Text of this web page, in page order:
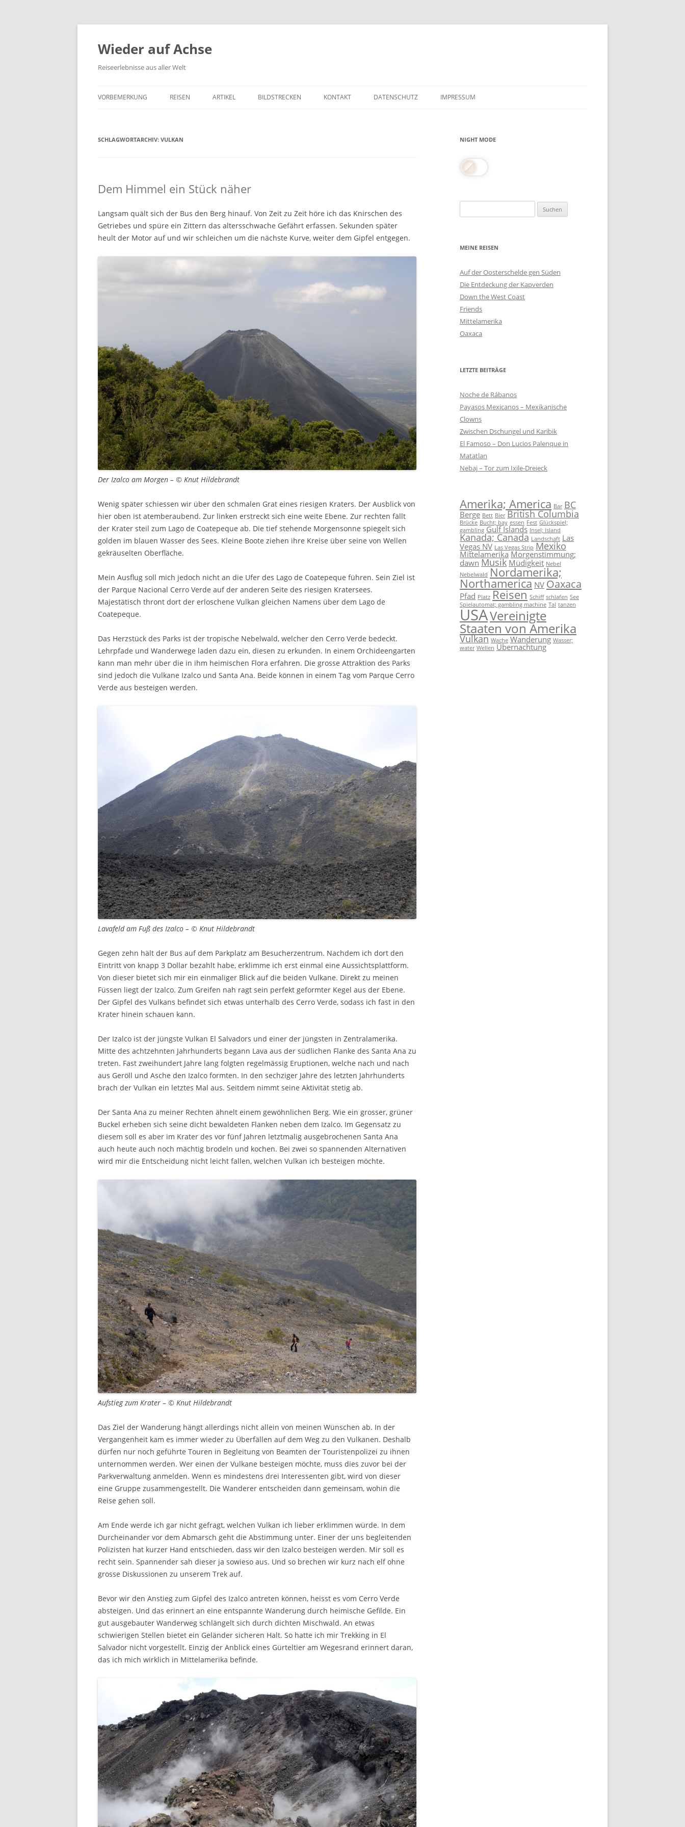
Wieder auf Achse
Reiseerlebnisse aus aller Welt
VORBEMERKUNG REISEN ARTIKEL BILDSTRECKEN KONTAKT DATENSCHUTZ IMPRESSUM
SCHLAGWORTARCHIV: VULKAN
Dem Himmel ein Stück näher
Langsam quält sich der Bus den Berg hinauf. Von Zeit zu Zeit höre ich das Knirschen des
Getriebes und spüre ein Zittern das altersschwache Gefährt erfassen. Sekunden später
heult der Motor auf und wir schleichen um die nächste Kurve, weiter dem Gipfel entgegen.
Der Izalco am Morgen – © Knut Hildebrandt
Wenig später schiessen wir über den schmalen Grat eines riesigen Kraters. Der Ausblick von
hier oben ist atemberaubend. Zur linken erstreckt sich eine weite Ebene. Zur rechten fällt
der Krater steil zum Lago de Coatepeque ab. Die tief stehende Morgensonne spiegelt sich
golden im blauen Wasser des Sees. Kleine Boote ziehen ihre Kreise über seine von Wellen
gekräuselten Oberfläche.
Mein Ausflug soll mich jedoch nicht an die Ufer des Lago de Coatepeque führen. Sein Ziel ist
der Parque Nacional Cerro Verde auf der anderen Seite des riesigen Kratersees.
Majestätisch thront dort der erloschene Vulkan gleichen Namens über dem Lago de
Coatepeque.
Das Herzstück des Parks ist der tropische Nebelwald, welcher den Cerro Verde bedeckt.
Lehrpfade und Wanderwege laden dazu ein, diesen zu erkunden. In einem Orchideengarten
kann man mehr über die in ihm heimischen Flora erfahren. Die grosse Attraktion des Parks
sind jedoch die Vulkane Izalco und Santa Ana. Beide können in einem Tag vom Parque Cerro
Verde aus besteigen werden.
Lavafeld am Fuß des Izalco – © Knut Hildebrandt
Gegen zehn hält der Bus auf dem Parkplatz am Besucherzentrum. Nachdem ich dort den
Eintritt von knapp 3 Dollar bezahlt habe, erklimme ich erst einmal eine Aussichtsplattform.
Von dieser bietet sich mir ein einmaliger Blick auf die beiden Vulkane. Direkt zu meinen
Füssen liegt der Izalco. Zum Greifen nah ragt sein perfekt geformter Kegel aus der Ebene.
Der Gipfel des Vulkans befindet sich etwas unterhalb des Cerro Verde, sodass ich fast in den
Krater hinein schauen kann.
Der Izalco ist der jüngste Vulkan El Salvadors und einer der jüngsten in Zentralamerika.
Mitte des achtzehnten Jahrhunderts begann Lava aus der südlichen Flanke des Santa Ana zu
treten. Fast zweihundert Jahre lang folgten regelmässig Eruptionen, welche nach und nach
aus Geröll und Asche den Izalco formten. In den sechziger Jahre des letzten Jahrhunderts
brach der Vulkan ein letztes Mal aus. Seitdem nimmt seine Aktivität stetig ab.
Der Santa Ana zu meiner Rechten ähnelt einem gewöhnlichen Berg. Wie ein grosser, grüner
Buckel erheben sich seine dicht bewaldeten Flanken neben dem Izalco. Im Gegensatz zu
diesem soll es aber im Krater des vor fünf Jahren letztmalig ausgebrochenen Santa Ana
auch heute auch noch mächtig brodeln und kochen. Bei zwei so spannenden Alternativen
wird mir die Entscheidung nicht leicht fallen, welchen Vulkan ich besteigen möchte.
Aufstieg zum Krater – © Knut Hildebrandt
Das Ziel der Wanderung hängt allerdings nicht allein von meinen Wünschen ab. In der
Vergangenheit kam es immer wieder zu Überfällen auf dem Weg zu den Vulkanen. Deshalb
dürfen nur noch geführte Touren in Begleitung von Beamten der Touristenpolizei zu ihnen
unternommen werden. Wer einen der Vulkane besteigen möchte, muss dies zuvor bei der
Parkverwaltung anmelden. Wenn es mindestens drei Interessenten gibt, wird von dieser
eine Gruppe zusammengestellt. Die Wanderer entscheiden dann gemeinsam, wohin die
Reise gehen soll.
Am Ende werde ich gar nicht gefragt, welchen Vulkan ich lieber erklimmen würde. In dem
Durcheinander vor dem Abmarsch geht die Abstimmung unter. Einer der uns begleitenden
Polizisten hat kurzer Hand entschieden, dass wir den Izalco besteigen werden. Mir soll es
recht sein. Spannender sah dieser ja sowieso aus. Und so brechen wir kurz nach elf ohne
grosse Diskussionen zu unserem Trek auf.
Bevor wir den Anstieg zum Gipfel des Izalco antreten können, heisst es vom Cerro Verde
absteigen. Und das erinnert an eine entspannte Wanderung durch heimische Gefilde. Ein
gut ausgebauter Wanderweg schlängelt sich durch dichten Mischwald. An etwas
schwierigen Stellen bietet ein Geländer sicheren Halt. So hatte ich mir Trekking in El
Salvador nicht vorgestellt. Einzig der Anblick eines Gürteltier am Wegesrand erinnert daran,
das ich mich wirklich in Mittelamerika befinde.
NIGHT MODE
nach:
MEINE REISEN
Auf der Oosterschelde gen Süden
Die Entdeckung der Kapverden
Down the West Coast
Friends
Mittelamerika
Oaxaca
LETZTE BEITRÄGE
Noche de Rábanos
Payasos Mexicanos – Mexikanische
Clowns
Zwischen Dschungel und Karibik
El Famoso – Don Lucios Palenque in
Matatlan
Nebaj – Tor zum Ixile-Dreieck
Amerika; America Bar BC
Berge Bett Bier British Columbia
Brücke Bucht; bay essen Fest Glückspiel;
gambling Gulf Islands Insel; island
Kanada; Canada Landschaft Las
Vegas NV Las Vegas Strip Mexiko
Mittelamerika Morgenstimmung;
dawn Musik Müdigkeit Nebel
Nebelwald Nordamerika;
Northamerica NV Oaxaca
Pfad Platz Reisen Schiff schlafen See
Spielautomat; gambling machine Tal tanzen
USAVereinigte
Staaten von Amerika
Vulkan Wache Wanderung Wasser;
water Wellen Übernachtung